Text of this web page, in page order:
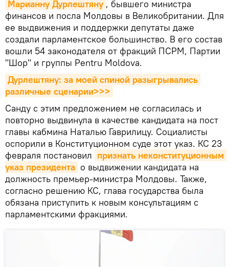
Марианну Дурлештяну , бывшего министра
финансов и посла Молдовы в Великобритании. Для
ее выдвижения и поддержки депутаты даже
создали парламентское большинство. В его состав
вошли 54 законодателя от фракций ПСРМ, Партии
"Шор" и группы Pentru Moldova.
Дурлештяну: за моей спиной разыгрывались
различные сценарии>>>
Санду с этим предложением не согласилась и
повторно выдвинула в качестве кандидата на пост
главы кабмина Наталью Гаврилицу. Социалисты
оспорили в Конституционном суде этот указ. КС 23
февраля постановил признать неконституционным
указ президента о выдвижении кандидата на
должность премьер-министра Молдовы. Также,
согласно решению КС, глава государства была
обязана приступить к новым консультациям с
парламентскими фракциями.